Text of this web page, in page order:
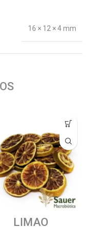
16 × 12 × 4 mm
LIMAO